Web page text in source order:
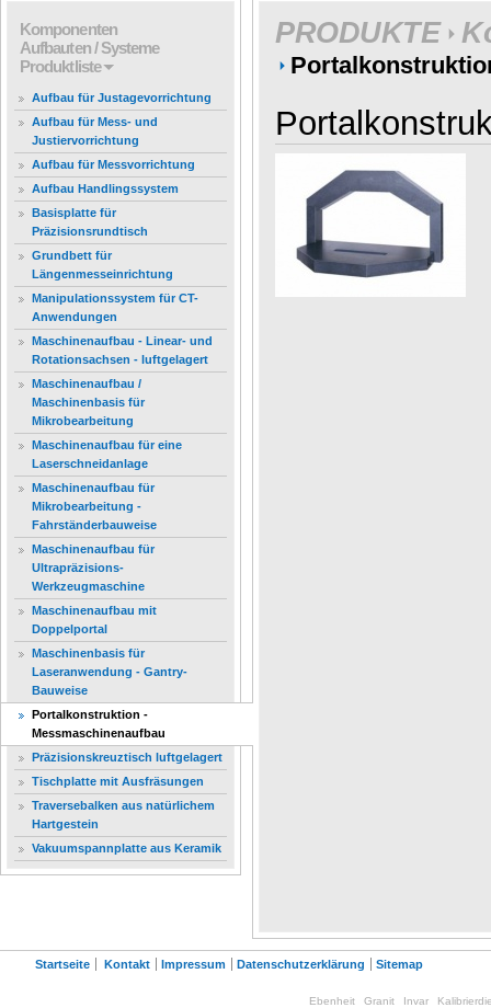
Komponenten
Aufbauten / Systeme
Produktliste
Aufbau für Justagevorrichtung
Aufbau für Mess- und
Justiervorrichtung
Aufbau für Messvorrichtung
Aufbau Handlingssystem
Basisplatte für
Präzisionsrundtisch
Grundbett für
Längenmesseinrichtung
Manipulationssystem für CT-
Anwendungen
Maschinenaufbau - Linear- und
Rotationsachsen - luftgelagert
Maschinenaufbau /
Maschinenbasis für
Mikrobearbeitung
Maschinenaufbau für eine
Laserschneidanlage
Maschinenaufbau für
Mikrobearbeitung -
Fahrständerbauweise
Maschinenaufbau für
Ultrapräzisions-
Werkzeugmaschine
Maschinenaufbau mit
Doppelportal
Maschinenbasis für
Laseranwendung - Gantry-
Bauweise
Portalkonstruktion -
Messmaschinenaufbau
Präzisionskreuztisch luftgelagert
Tischplatte mit Ausfräsungen
Traversebalken aus natürlichem
Hartgestein
Vakuumspannplatte aus Keramik
PRODUKTE
Startseite Kontakt Impressum Datenschutzerklärung Sitemap
Ebenheit Granit Invar